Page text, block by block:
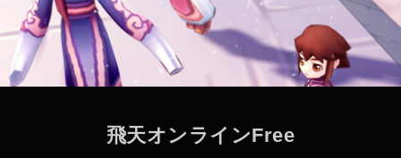
飛天オン ライ ンFree